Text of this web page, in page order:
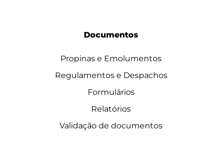
Documentos
Propinas e Emolumentos
Regulamentos e Despachos
Formulários
Relatórios
Validação de documentos